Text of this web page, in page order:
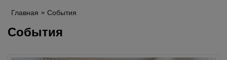
Главная События
События